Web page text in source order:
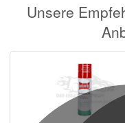
Unsere